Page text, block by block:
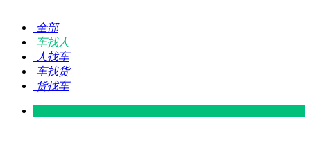
全部
车找人
人找车
车找货
货找车